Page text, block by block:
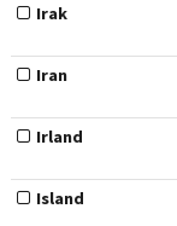
Irak
Iran
Irland
Island